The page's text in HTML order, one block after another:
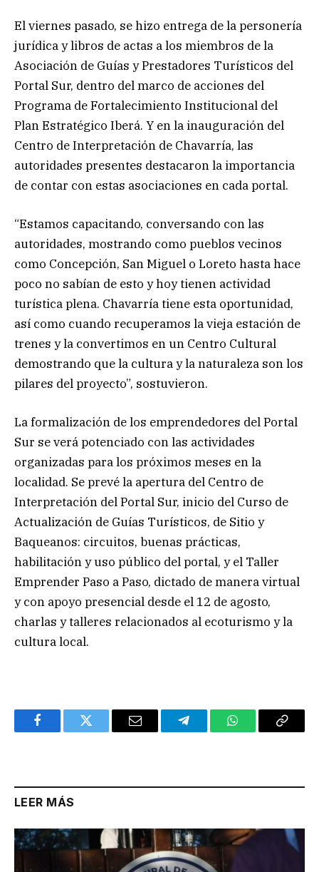
El viernes pasado, se hizo entrega de la personería
jurídica y libros de actas a los miembros de la
Asociación de Guías y Prestadores Turísticos del
Portal Sur, dentro del marco de acciones del
Programa de Fortalecimiento Institucional del
Plan Estratégico Iberá. Y en la inauguración del
Centro de Interpretación de Chavarría, las
autoridades presentes destacaron la importancia
de contar con estas asociaciones en cada portal.
“Estamos capacitando, conversando con las
autoridades, mostrando como pueblos vecinos
como Concepción, San Miguel o Loreto hasta hace
poco no sabían de esto y hoy tienen actividad
turística plena. Chavarría tiene esta oportunidad,
así como cuando recuperamos la vieja estación de
trenes y la convertimos en un Centro Cultural
demostrando que la cultura y la naturaleza son los
pilares del proyecto”, sostuvieron.
La formalización de los emprendedores del Portal
Sur se verá potenciado con las actividades
organizadas para los próximos meses en la
localidad. Se prevé la apertura del Centro de
Interpretación del Portal Sur, inicio del Curso de
Actualización de Guías Turísticos, de Sitio y
Baqueanos: circuitos, buenas prácticas,
habilitación y uso público del portal, y el Taller
Emprender Paso a Paso, dictado de manera virtual
y con apoyo presencial desde el 12 de agosto,
charlas y talleres relacionados al ecoturismo y la
cultura local.
FacebookTwitter Email TelegramWhatsAppCopy
LEER MÁS